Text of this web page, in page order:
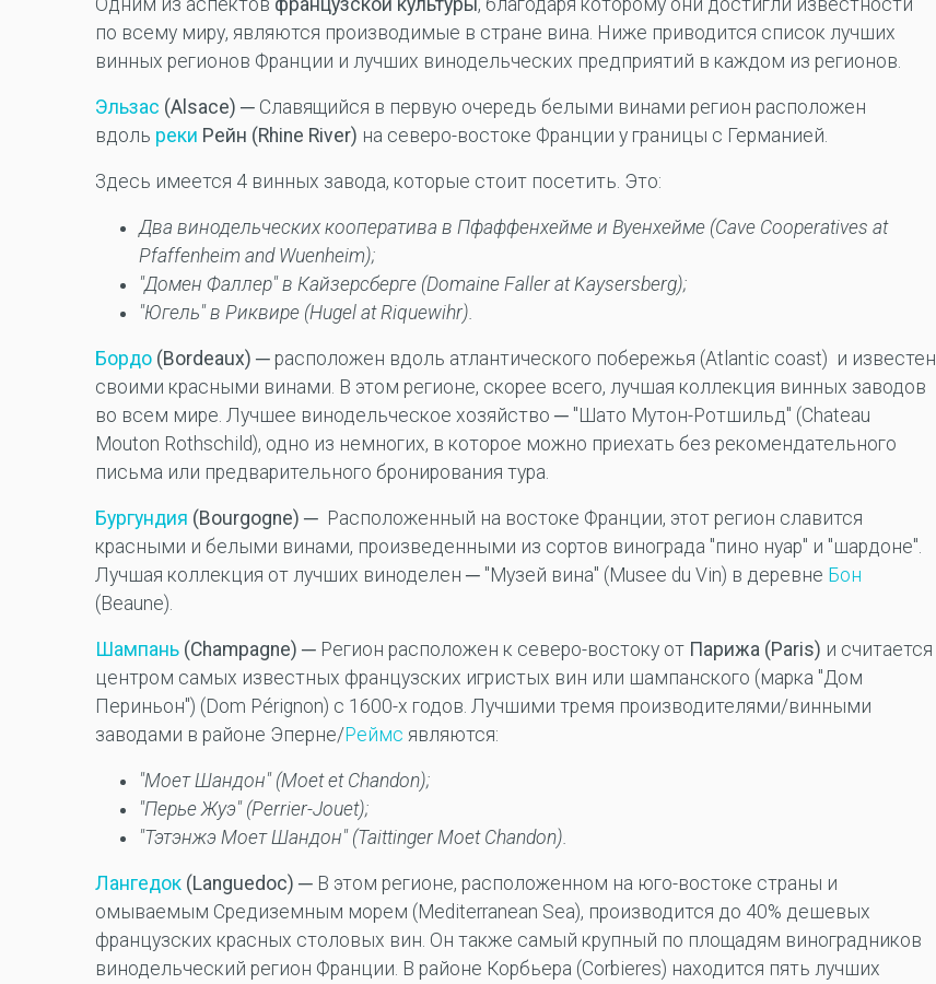
Одним из аспектов французской культуры, благодаря которому они достигли известности
по всему миру, являются производимые в стране вина. Ниже приводится список лучших
винных регионов Франции и лучших винодельческих предприятий в каждом из регионов.
Эльзас (Alsace) ─ Славящийся в первую очередь белыми винами регион расположен
вдоль реки Рейн (Rhine River) на северо-востоке Франции у границы с Германией.
Здесь имеется 4 винных завода, которые стоит посетить. Это:
Два винодельческих кооператива в Пфаффенхейме и Вуенхейме (Cave Cooperatives at
Pfaffenheim and Wuenheim);
"Домен Фаллер" в Кайзерсберге (Domaine Faller at Kaysersberg);
"Югель" в Риквире (Hugel at Riquewihr).
Бордо (Bordeaux) ─ расположен вдоль атлантического побережья (Atlantic coast) и известен
своими красными винами. В этом регионе, скорее всего, лучшая коллекция винных заводов
во всем мире. Лучшее винодельческое хозяйство ─ "Шато Мутон-Ротшильд" (Chateau
Mouton Rothschild), одно из немногих, в которое можно приехать без рекомендательного
письма или предварительного бронирования тура.
Бургундия (Bourgogne) ─ Расположенный на востоке Франции, этот регион славится
красными и белыми винами, произведенными из сортов винограда "пино нуар" и "шардоне".
Лучшая коллекция от лучших виноделен ─ "Музей вина" (Musee du Vin) в деревне Бон
(Beaune).
Шампань (Champagne) ─ Регион расположен к северо-востоку от Парижа (Paris) и считается
центром самых известных французских игристых вин или шампанского (марка "Дом
Периньон") (Dom Pérignon) с 1600-х годов. Лучшими тремя производителями/винными
заводами в районе Эперне/Реймс являются:
"Моет Шандон" (Moet et Chandon);
"Перье Жуэ" (Perrier-Jouet);
"Тэтэнжэ Моет Шандон" (Taittinger Moet Chandon).
Лангедок (Languedoc) ─ В этом регионе, расположенном на юго-востоке страны и
омываемым Средиземным морем (Mediterranean Sea), производится до 40% дешевых
французских красных столовых вин. Он также самый крупный по площадям виноградников
винодельческий регион Франции. В районе Корбьера (Corbieres) находится пять лучших